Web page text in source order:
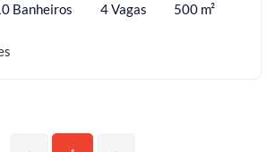
Banheiros 4 Vagas 500 m²